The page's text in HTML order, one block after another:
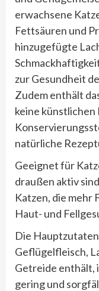
erwachsene
Fettsäuren und
hinzugefügte
zur Gesundheit
Zudem enthält
keine
natürliche
Geeignet für
draußen aktiv
Katzen, die mehr
Haut- und
Die
Geflügelfleisch,
Getreide enthält,
gering und